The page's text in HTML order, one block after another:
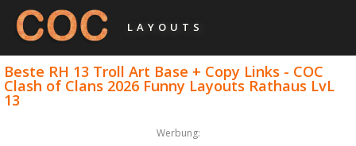
LAYOUTS
Beste RH 13 Troll Art Base + Copy Links - COC
Clash of Clans 2026 Funny Layouts Rathaus LvL
13
Werbung: